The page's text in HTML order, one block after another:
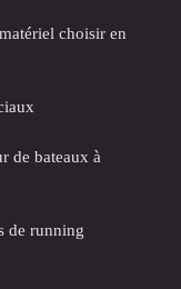
choisir en
de bateaux à
de running